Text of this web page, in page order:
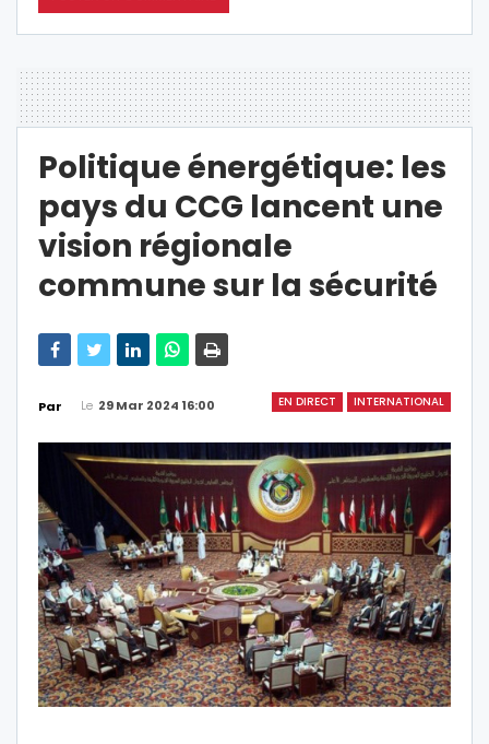
Politique énergétique: les
pays du CCG lancent une
vision régionale
commune sur la sécurité
EN DIRECT INTERNATIONAL
Par Le 29 Mar 2024 16:00